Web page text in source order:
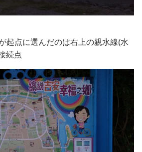
起点に選んだのは右上の親水線(水
続点